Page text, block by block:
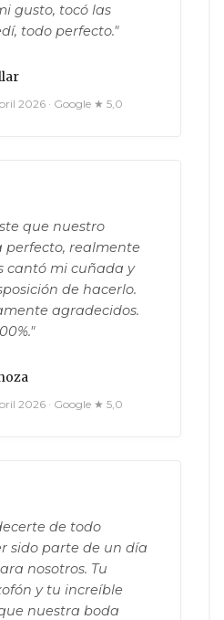
gusto, tocó las
todo perfecto."
2026 · Google ★ 5,0
que nuestro
realmente
cantó mi cuñada y
de hacerlo.
agradecidos.
2026 · Google ★ 5,0
de todo
sido parte de un día
nosotros. Tu
y tu increíble
nuestra boda